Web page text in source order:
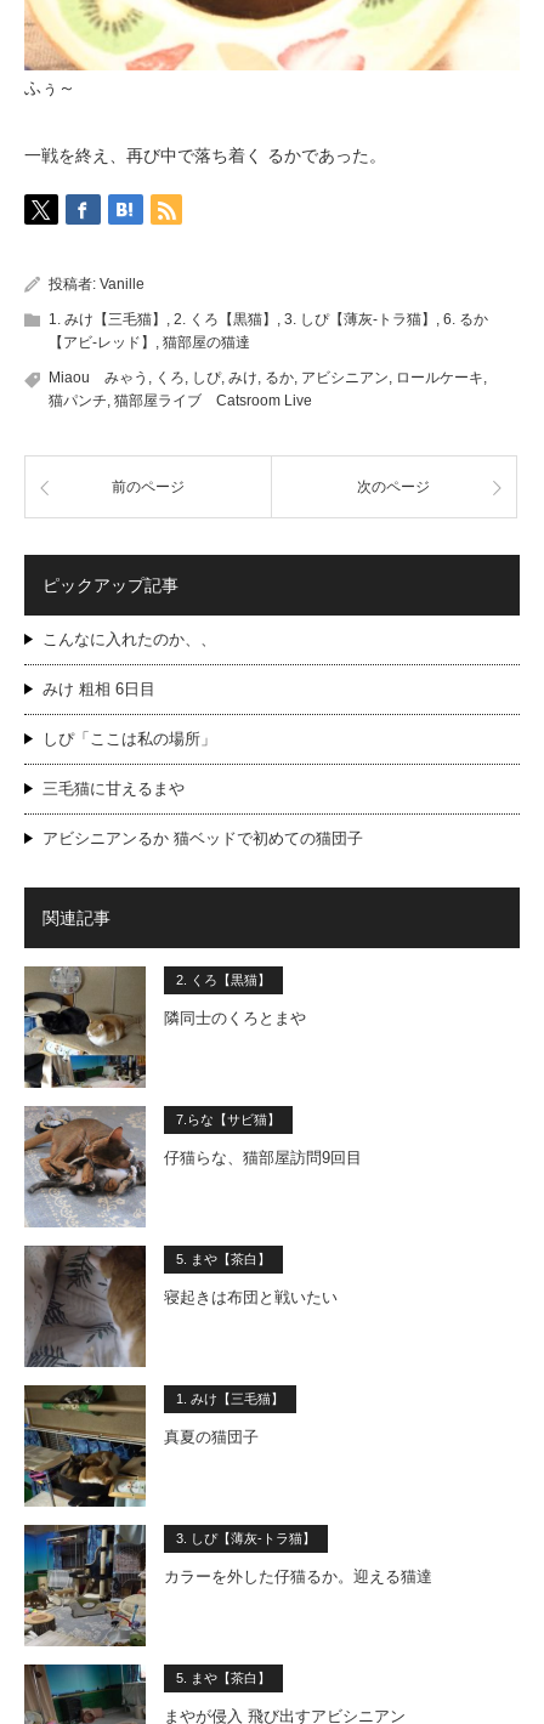
ふぅ～
一戦を終え、再び中で落ち着く るかであった。
投稿者: Vanille
1. みけ【三毛猫】 2. くろ【黒猫】 3. しぴ【薄灰-トラ猫】
6. るか
【アビ-レッド】
猫部屋の猫達
Miaou みゃう くろ しぴ, みけ るか アビシニアン ロールケーキ
猫パンチ 猫部屋ライブ Catsroom Live
前のページ 次のページ
ピックアップ記事
こんなに入れたのか、、
みけ 粗相 6日目
しぴ「ここは私の場所」
三毛猫に甘えるまや
アビシニアンるか 猫ベッドで初めての猫団子
関連記事
2. くろ【黒猫】
隣同士のくろとまや
7.らな【サビ猫】
仔猫らな、猫部屋訪問9回目
5. まや【茶白】
寝起きは布団と戦いたい
1. みけ【三毛猫】
真夏の猫団子
3. しぴ【薄灰-トラ猫】
カラーを外した仔猫るか。迎える猫達
5. まや【茶白】
まやが侵入 飛び出すアビシニアン